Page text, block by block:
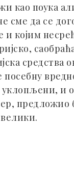
као поука
сме да се
и којим
средства
и